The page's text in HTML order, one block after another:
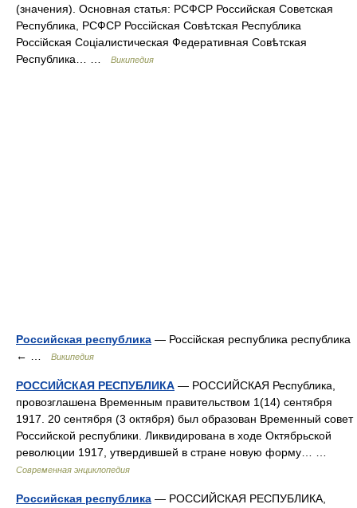
(значения). Основная статья: РСФСР Российская Советская
Республика, РСФСР Россійская Совѣтская Республика
Россійская Соціалистическая Федеративная Совѣтская
Республика… …
Википедия
Российская республика — Россійская республика республика
← …
Википедия
РОССИЙСКАЯ РЕСПУБЛИКА — РОССИЙСКАЯ Республика,
провозглашена Временным правительством 1(14) сентября
1917. 20 сентября (3 октября) был образован Временный совет
Российской республики. Ликвидирована в ходе Октябрьской
революции 1917, утвердившей в стране новую форму… …
Современная энциклопедия
Российская республика — РОССИЙСКАЯ РЕСПУБЛИКА,